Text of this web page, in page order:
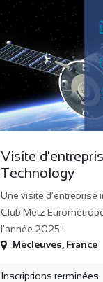
Visite
Technology
Une visite d'entreprise
Club Metz
l'année 2025 !
Mécleuves France
Inscriptions terminées